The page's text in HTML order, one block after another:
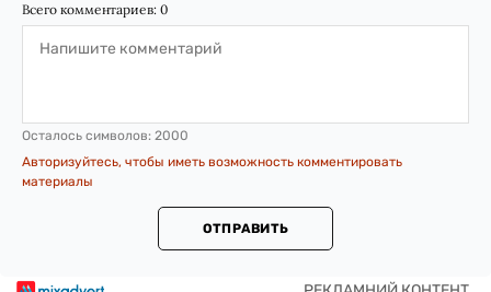
Всего комментариев: 0
Осталось символов: 2000
Авторизуйтесь, чтобы иметь возможность комментировать
материалы
ОТПРАВИТЬ